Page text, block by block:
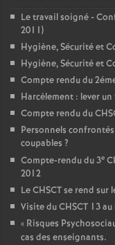
Le travail soigné -
2011)
Hygiène, Sécurité et
Hygiène, Sécurité et
Compte rendu du
Harcèlement : lever
Compte rendu du
Personnels
coupables ?
Compte-rendu du 3e
2012
Le CHSCT se rend sur
Visite du CHSCT 13
« Risques
cas des enseignants.